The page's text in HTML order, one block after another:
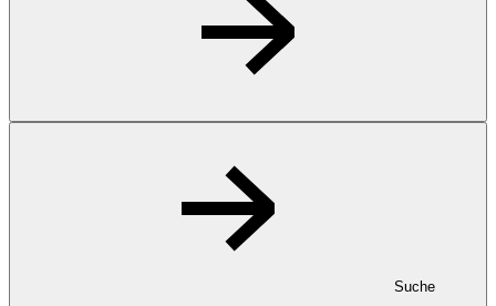
Suche